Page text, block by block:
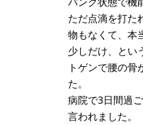
ただ点滴を打た
物もなくて、本
少しだけ、とい
トゲンで腰の
た。
病院で3日間過
言われました。